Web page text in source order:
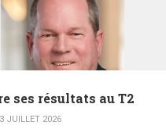
ses résultats au T2
JUILLET 2026